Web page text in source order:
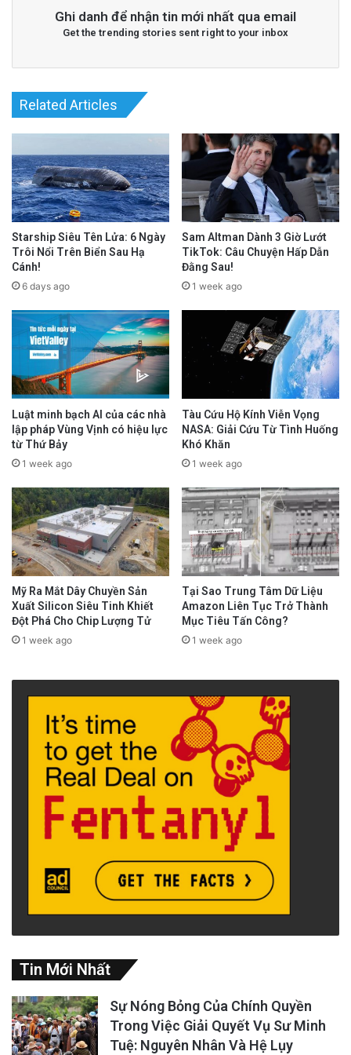
Ghi danh để nhận tin mới nhất qua email
Get the trending stories sent right to your inbox
Related Articles
Starship Siêu Tên Lửa: 6 Ngày
Trôi Nổi Trên Biển Sau Hạ
Cánh!
6 days ago
Sam Altman Dành 3 Giờ Lướt
TikTok: Câu Chuyện Hấp Dẫn
Đằng Sau!
1 week ago
Luật minh bạch AI của các nhà
lập pháp Vùng Vịnh có hiệu lực
từ Thứ Bảy
1 week ago
Tàu Cứu Hộ Kính Viễn Vọng
NASA: Giải Cứu Từ Tình Huống
Khó Khăn
1 week ago
Mỹ Ra Mắt Dây Chuyền Sản
Xuất Silicon Siêu Tinh Khiết
Đột Phá Cho Chip Lượng Tử
1 week ago
Tại Sao Trung Tâm Dữ Liệu
Amazon Liên Tục Trở Thành
Mục Tiêu Tấn Công?
1 week ago
Tin Mới Nhất
Sự Nóng Bỏng Của Chính Quyền
Trong Việc Giải Quyết Vụ Sư Minh
Tuệ: Nguyên Nhân Và Hệ Lụy